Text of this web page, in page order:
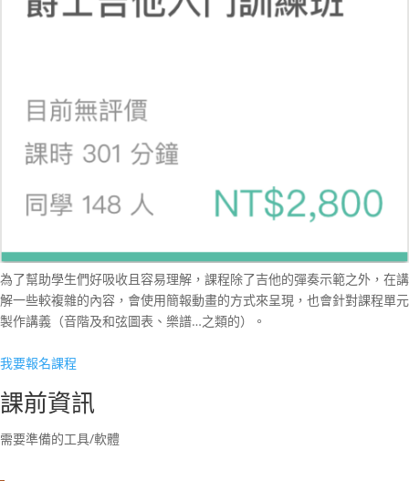
為了幫助學生們好吸收且容易理解，課程除了吉他的彈奏示範之外，在講
解一些較複雜的內容，會使用簡報動畫的方式來呈現，也會針對課程單元
製作講義（音階及和弦圖表、樂譜…之類的）。
我要報名課程
課前資訊
需要準備的工具/軟體